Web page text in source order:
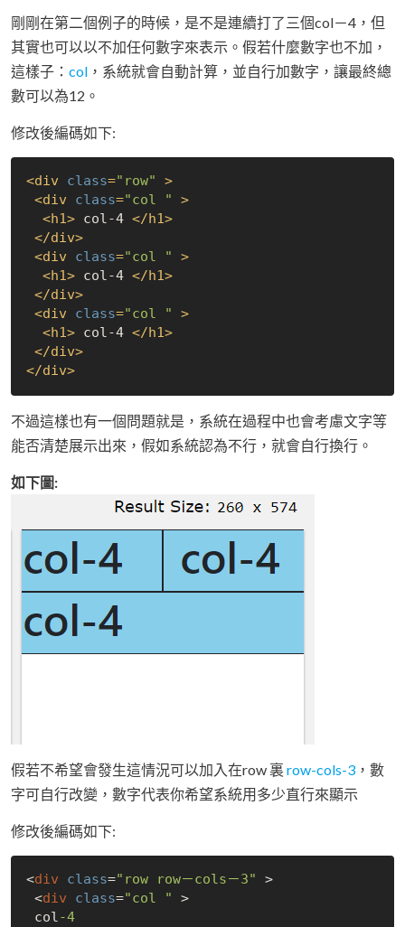
剛剛在第二個例子的時候，是不是連續打了三個col－4，但
其實也可以以不加任何數字來表示。假若什麼數字也不加，
這樣子： col ，系統就會自動計算，並自行加數字，讓最終總
數可以為12。
修改後編碼如下:
<div class="row" >
<div class="col " >
<h1> col-4 </h1>
</div>
<div class="col " >
<h1> col-4 </h1>
</div>
<div class="col " >
<h1> col-4 </h1>
</div>
</div>
不過這樣也有一個問題就是，系統在過程中也會考慮文字等
能否清楚展示出來，假如系統認為不行，就會自行換行。
如下圖:
假若不希望會發生這情況可以加入在row 裏row-cols-3 ，數
字可自行改變，數字代表你希望系統用多少直行來顯示
修改後編碼如下:
<div class="row row－cols－3" >
<div class="col " >
col-4